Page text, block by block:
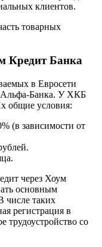
клиентов.
Кредит Банка
в Евросети
Альфа-Банка. У ХКБ
общие условия:
(в зависимости от
через Хоум
основным
числе таких
регистрация в
трудоустройство со